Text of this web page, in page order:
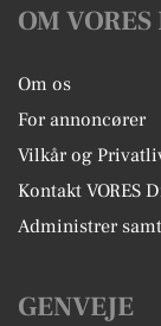
OM
Om os
For annoncører
Vilkår og
Kontakt VORES
Administrer
GENVEJE